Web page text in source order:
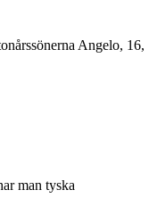
Angelo, 16,
man tyska